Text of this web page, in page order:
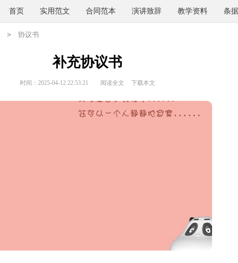
首页 实用范文 合同范本 演讲致辞 教学资料 条
> 协议书
补充协议书
时间：2025-04-12 22:53:21 阅读全文 下载本文